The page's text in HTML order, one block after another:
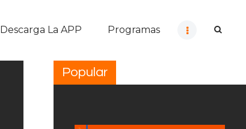
Descarga La APP Programas
Popular